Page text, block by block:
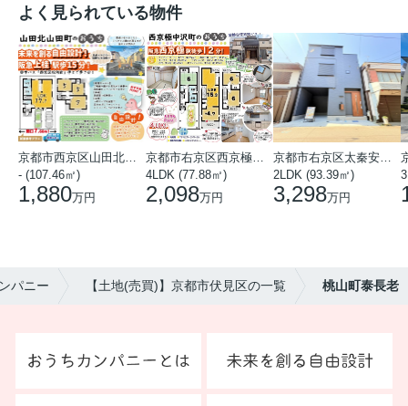
よく見られている物件
京都市西京区山田北山田町
- (107.46㎡)
1,880万円
京都市右京区西京極中沢町
4LDK (77.88㎡)
2,098万円
京都市右京区太秦安井藤ノ木町
2LDK (93.39㎡)
3,298万円
パニー 【土地(売買)】京都市伏見区の一覧 桃山町泰長老